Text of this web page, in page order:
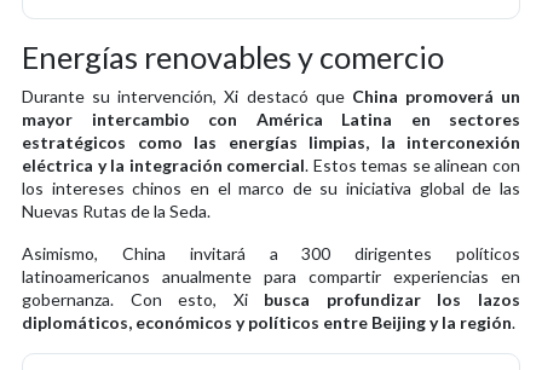
Energías renovables y comercio
Durante su intervención, Xi destacó queChina promoverá un
mayor intercambio con América Latina en sectores
estratégicos como las energías limpias, la interconexión
eléctrica y la integración comercial. Estos temas se alinean con
los intereses chinos en el marco de su iniciativa global de las
Nuevas Rutas de la Seda.
Asimismo, China invitará a 300 dirigentes políticos
latinoamericanos anualmente para compartir experiencias en
gobernanza. Con esto, Xibusca profundizar los lazos
diplomáticos, económicos y políticos entre Beijing y la región.